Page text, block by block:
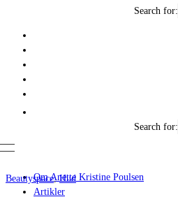
Search for:
Search for:
Om Anette Kristine Poulsen
Artikler
Beautyspace,Hud